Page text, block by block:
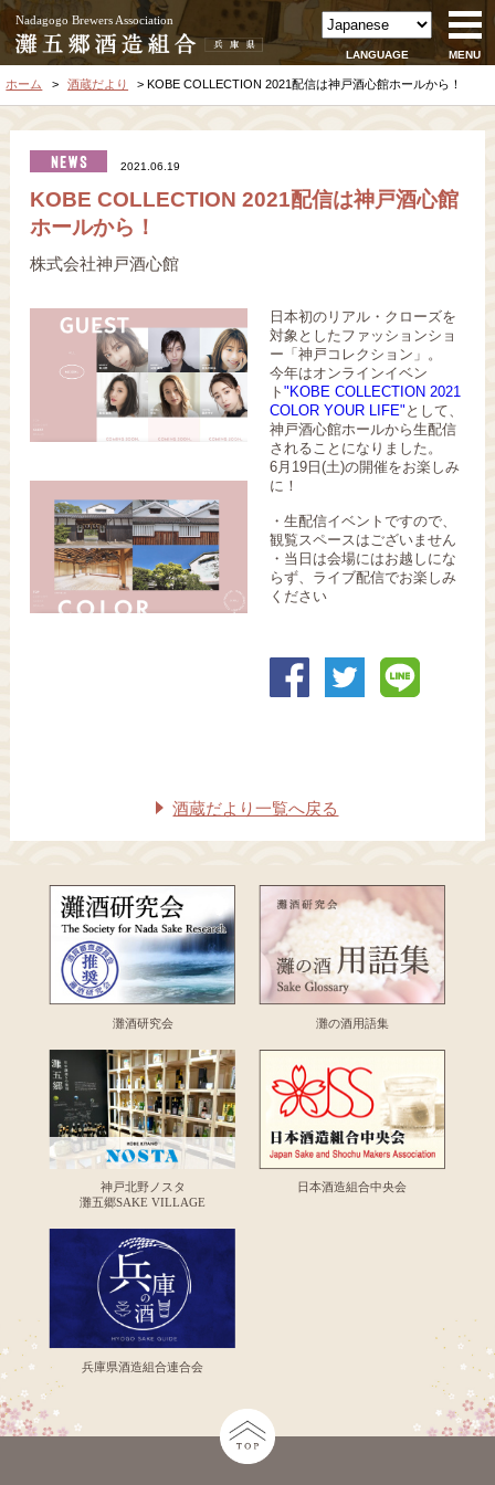
Nadagogo Brewers Association
LANGUAGE MENU
ホーム 酒蔵だより KOBE COLLECTION 2021配信は神戸酒心館ホールから！
2021.06.19
KOBE COLLECTION 2021配信は神戸酒心館
ホールから！
株式会社神戸酒心館
日本初のリアル・クローズを
対象としたファッションショ
ー「神戸コレクション」。
今年はオンラインイベン
ト "KOBE COLLECTION 2021
COLOR YOUR LIFE" として、
神戸酒心館ホールから生配信
されることになりました。
6月19日(土)の開催をお楽しみ
に！
・生配信イベントですので、
観覧スペースはございません
・当日は会場にはお越しにな
らず、ライブ配信でお楽しみ
ください
酒蔵だより一覧へ戻る
灘酒研究会 灘の酒用語集
神戸北野ノスタ
灘五郷SAKE VILLAGE
日本酒造組合中央会
兵庫県酒造組合連合会